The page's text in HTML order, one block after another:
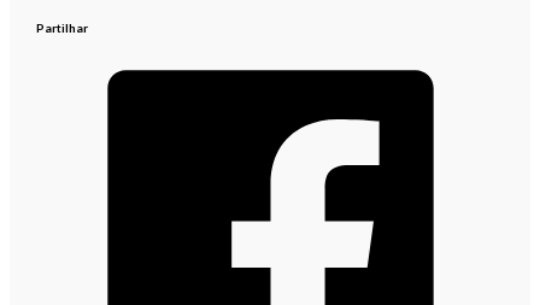
Partilhar